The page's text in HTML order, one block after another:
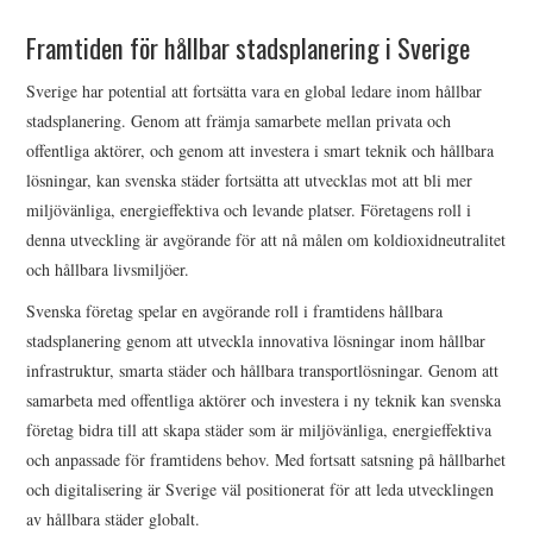
Framtiden för hållbar stadsplanering i Sverige
Sverige har potential att fortsätta vara en global ledare inom hållbar
stadsplanering. Genom att främja samarbete mellan privata och
offentliga aktörer, och genom att investera i smart teknik och hållbara
lösningar, kan svenska städer fortsätta att utvecklas mot att bli mer
miljövänliga, energieffektiva och levande platser. Företagens roll i
denna utveckling är avgörande för att nå målen om koldioxidneutralitet
och hållbara livsmiljöer.
Svenska företag spelar en avgörande roll i framtidens hållbara
stadsplanering genom att utveckla innovativa lösningar inom hållbar
infrastruktur, smarta städer och hållbara transportlösningar. Genom att
samarbeta med offentliga aktörer och investera i ny teknik kan svenska
företag bidra till att skapa städer som är miljövänliga, energieffektiva
och anpassade för framtidens behov. Med fortsatt satsning på hållbarhet
och digitalisering är Sverige väl positionerat för att leda utvecklingen
av hållbara städer globalt.